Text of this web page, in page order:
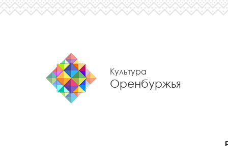
Культура
Оренбуржья